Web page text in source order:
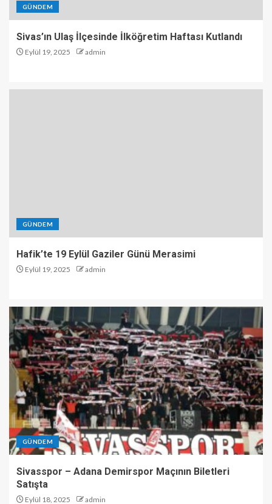
GÜNDEM
Sivas’ın Ulaş İlçesinde İlköğretim Haftası Kutlandı
Eylül 19, 2025 admin
GÜNDEM
Hafik’te 19 Eylül Gaziler Günü Merasimi
Eylül 19, 2025 admin
GÜNDEM
Sivasspor – Adana Demirspor Maçının Biletleri
Satışta
Eylül 18, 2025 admin